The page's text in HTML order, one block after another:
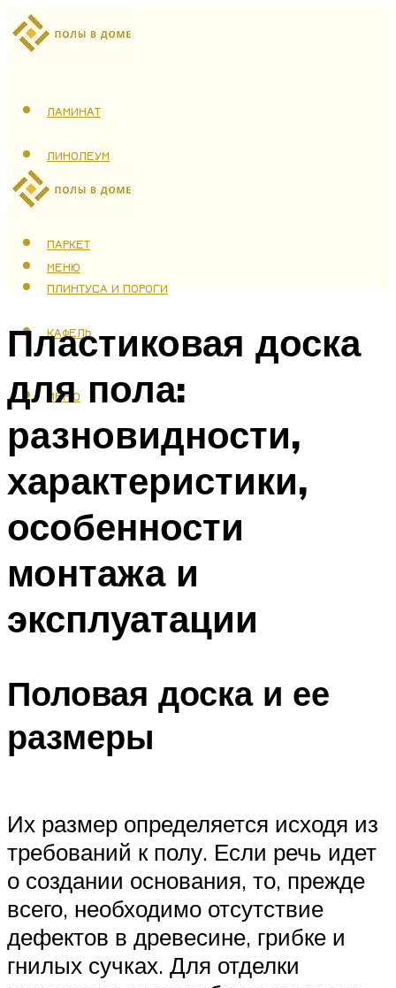
ЛАМИНАТ
ЛИНОЛЕУМ
ТЕПЛЫЙ ПОЛ
ПАРКЕТ
ПЛИНТУСА И ПОРОГИ
КАФЕЛЬ
МЕНЮ
МЕНЮ
Пластиковая доска
для пола:
разновидности,
характеристики,
особенности
монтажа и
эксплуатации
Половая доска и ее
размеры
Их размер определяется исходя из
требований к полу. Если речь идет
о создании основания, то, прежде
всего, необходимо отсутствие
дефектов в древесине, грибке и
гнилых сучках. Для отделки